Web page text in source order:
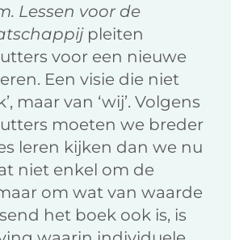
Lessen voor de
pleiten
voor een nieuwe
Een visie die niet
maar van ‘wij’. Volgens
moeten we breder
leren kijken dan we nu
niet enkel om de
om wat van waarde
het boek ook is, is